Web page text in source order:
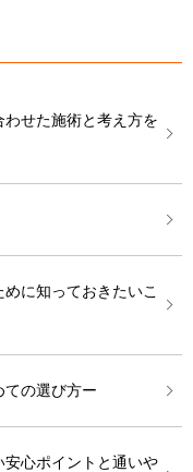
せた施術と考え方を
に知っておきたいこ
ての選び方ー
心ポイントと通いや